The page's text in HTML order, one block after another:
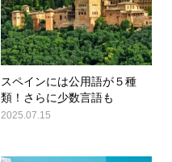
スペインには公用語が５種
類！さらに少数言語も
2025.07.15